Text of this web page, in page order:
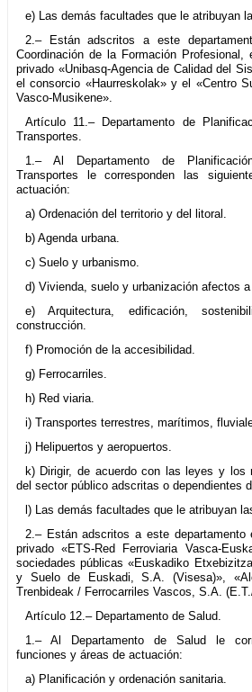
e) Las demás facultades que le atribuyan
2.– Están adscritos a este
Coordinación de la Formación
privado «Unibasq-Agencia de Calidad del
el consorcio «Haurreskolak» y el «Centro
Vasco-Musikene».
Artículo 11.– Departamento de
Transportes.
1.– Al Departamento de
Transportes le corresponden las
actuación:
a) Ordenación del territorio y del litoral.
b) Agenda urbana.
c) Suelo y urbanismo.
d) Vivienda, suelo y urbanización afectos
e) Arquitectura, edificación,
construcción.
f) Promoción de la accesibilidad.
g) Ferrocarriles.
h) Red viaria.
i) Transportes terrestres, marítimos,
j) Helipuertos y aeropuertos.
k) Dirigir, de acuerdo con las leyes y los
del sector público adscritas o dependientes
l) Las demás facultades que le atribuyan
2.– Están adscritos a este departamento
privado «ETS-Red Ferroviaria Vasca-
sociedades públicas «Euskadiko
y Suelo de Euskadi, S.A. (Visesa)»,
Trenbideak / Ferrocarriles Vascos, S.A.
Artículo 12.– Departamento de Salud.
1.– Al Departamento de Salud le
funciones y áreas de actuación:
a) Planificación y ordenación sanitaria.